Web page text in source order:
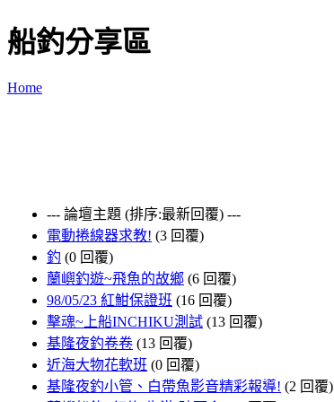
船釣分享區
Home
--- 論壇主題 (排序:最新回覆) ---
電動捲線器求教! (3 回覆)
釣 (0 回覆)
蘭嶼釣遊~飛魚的故鄉 (6 回覆)
98/05/23 紅魽保證班 (16 回覆)
擊魂~上船INCHIKU測試 (13 回覆)
基隆夜釣卷卷 (13 回覆)
近海大物花軟班 (0 回覆)
基隆夜釣小管、白帶魚影音精彩報導! (2 回覆)